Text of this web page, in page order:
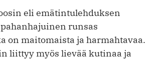
eli emätintulehduksen
runsas
on maitomaista ja harmahtavaa.
liittyy myös lievää kutinaa ja